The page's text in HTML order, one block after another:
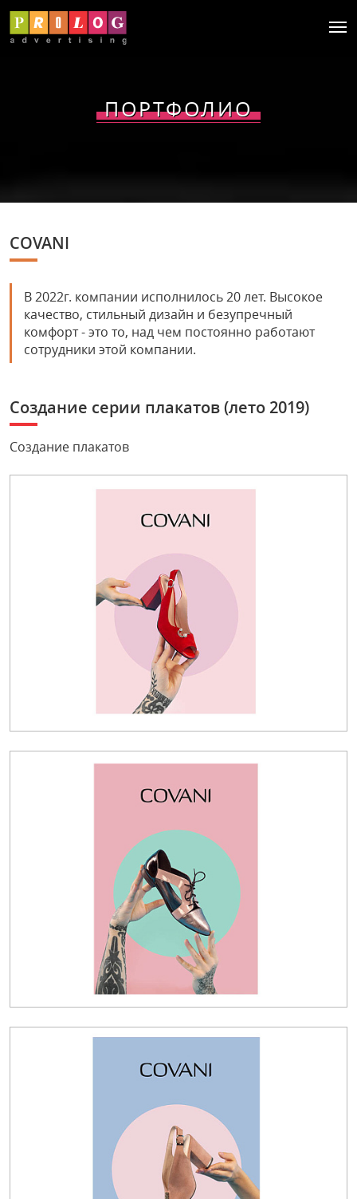
ПОРТФОЛИО
COVANI
В 2022г. компании исполнилось 20 лет. Высокое
качество, стильный дизайн и безупречный
комфорт - это то, над чем постоянно работают
сотрудники этой компании.
Создание серии плакатов (лето 2019)
Создание плакатов